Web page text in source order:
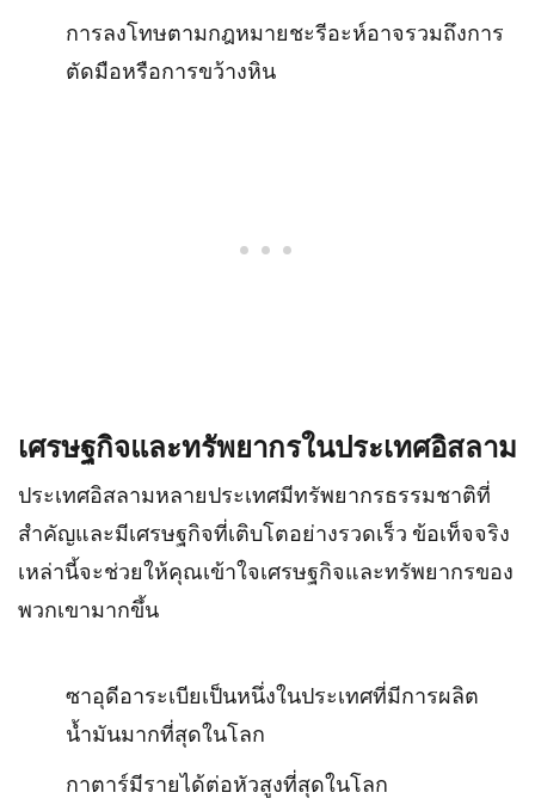
การลงโทษตามกฎหมายชะรีอะห์อาจรวมถึงการ
ตัดมือหรือการขว้างหิน
เศรษฐกิจและทรัพยากรในประเทศอิสลาม
ประเทศอิสลามหลายประเทศมีทรัพยากรธรรมชาติที่
สำคัญและมีเศรษฐกิจที่เติบโตอย่างรวดเร็ว ข้อเท็จจริง
เหล่านี้จะช่วยให้คุณเข้าใจเศรษฐกิจและทรัพยากรของ
พวกเขามากขึ้น
ซาอุดีอาระเบียเป็นหนึ่งในประเทศที่มีการผลิต
น้ำมันมากที่สุดในโลก
กาตาร์มีรายได้ต่อหัวสูงที่สุดในโลก